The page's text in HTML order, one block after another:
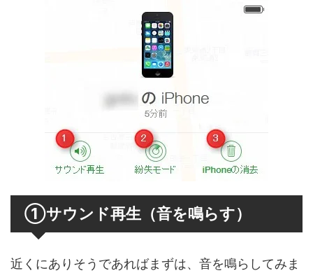
①サウンド再生（音を鳴らす）
近くにありそうであればまずは、音を鳴らしてみま